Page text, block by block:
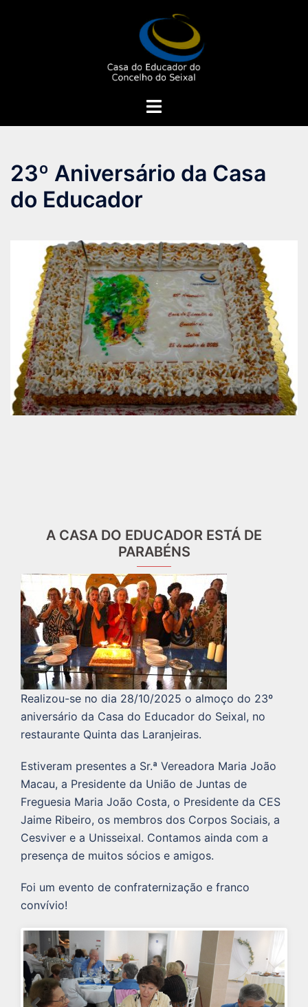
Alternar
23º Aniversário da Casa
do Educador
A CASA DO EDUCADOR ESTÁ DE
PARABÉNS
Realizou-se no dia 28/10/2025 o almoço do 23º
aniversário da Casa do Educador do Seixal, no
restaurante Quinta das Laranjeiras.
Estiveram presentes a Sr.ª Vereadora Maria João
Macau, a Presidente da União de Juntas de
Freguesia Maria João Costa, o Presidente da CES
Jaime Ribeiro, os membros dos Corpos Sociais, a
Cesviver e a Unisseixal. Contamos ainda com a
presença de muitos sócios e amigos.
Foi um evento de confraternização e franco
convívio!